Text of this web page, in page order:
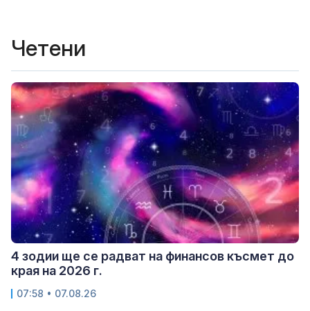
Четени
4 зодии ще се радват на финансов късмет до
края на 2026 г.
07:58 • 07.08.26